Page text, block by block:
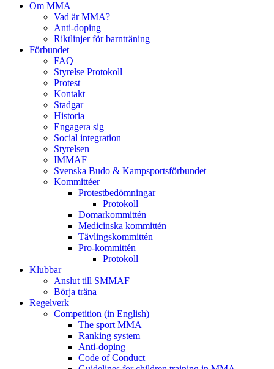
Om MMA
Vad är MMA?
Anti-doping
Riktlinjer för barnträning
Förbundet
FAQ
Styrelse Protokoll
Protest
Kontakt
Stadgar
Historia
Engagera sig
Social integration
Styrelsen
IMMAF
Svenska Budo & Kampsportsförbundet
Kommittéer
Protestbedömningar
Protokoll
Domarkommittén
Medicinska kommittén
Tävlingskommittén
Pro-kommittén
Protokoll
Klubbar
Anslut till SMMAF
Börja träna
Regelverk
Competition (in English)
The sport MMA
Ranking system
Anti-doping
Code of Conduct